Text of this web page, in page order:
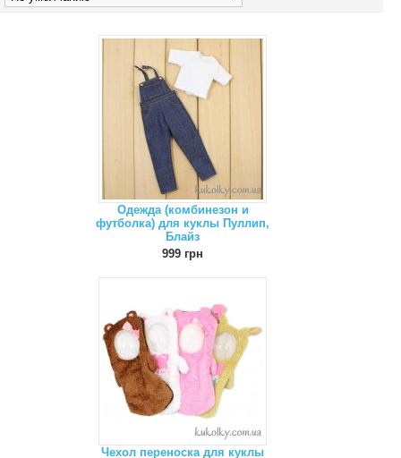
Одежда (комбинезон и
футболка) для куклы Пуллип,
Блайз
999 грн
Чехол переноска для куклы